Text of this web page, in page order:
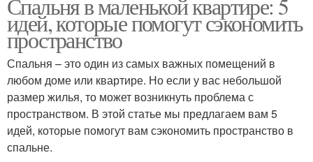
Спальня в маленькой квартире: 5
идей, которые помогут сэкономить
пространство
Спальня – это один из самых важных помещений в
любом доме или квартире. Но если у вас небольшой
размер жилья, то может возникнуть проблема с
пространством. В этой статье мы предлагаем вам 5
идей, которые помогут вам сэкономить пространство в
спальне.